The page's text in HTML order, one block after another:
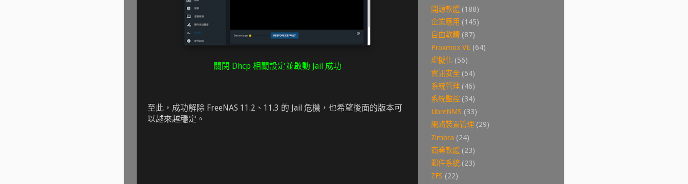
關閉 Dhcp 相關設定並啟動 Jail 成功
至此，成功解除 FreeNAS 11.2、11.3 的 Jail 危機，也希望後面的版本可
以越來越穩定。
開源軟體 (188)
企業應用 (145)
自由軟體 (87)
Proxmox VE (64)
虛擬化 (56)
資訊安全 (54)
系統管理 (46)
系統監控 (34)
LibreNMS (33)
網路裝置管理 (29)
Zimbra (24)
商業軟體 (23)
郵件系統 (23)
ZFS (22)